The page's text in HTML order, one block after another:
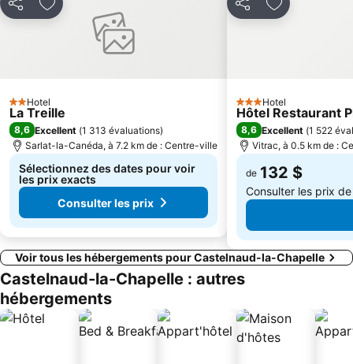
PartagerAjouter à mes favoris
2 Étoiles
Hotel
La Treille
8,6 Excellent (1 313 évaluations)
Sarlat-la-Canéda, à 7.2 km de : Centre-ville
Sélectionnez des dates pour voir
les prix exacts
Consulter les prix
PartagerAjouter à
3 Étoiles
Hotel
Hôtel Restaurant
8,6 Excellent (1 522
Vitrac, à 0.5 km de :
de 132 $
Consulter les prix
Voir tous les hébergements pour Castelnaud-la-Chapelle
Castelnaud-la-Chapelle : autres
hébergements